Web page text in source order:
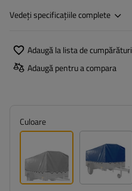
Vedeți specificațiile complete
Adaugă la lista de cumpărături
Adaugă pentru a compara
Culoare